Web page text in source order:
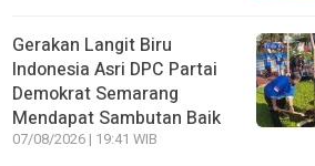
Gerakan Langit Biru
Indonesia Asri DPC Partai
Demokrat Semarang
Mendapat Sambutan Baik
07/08/2026 | 19:41 WIB